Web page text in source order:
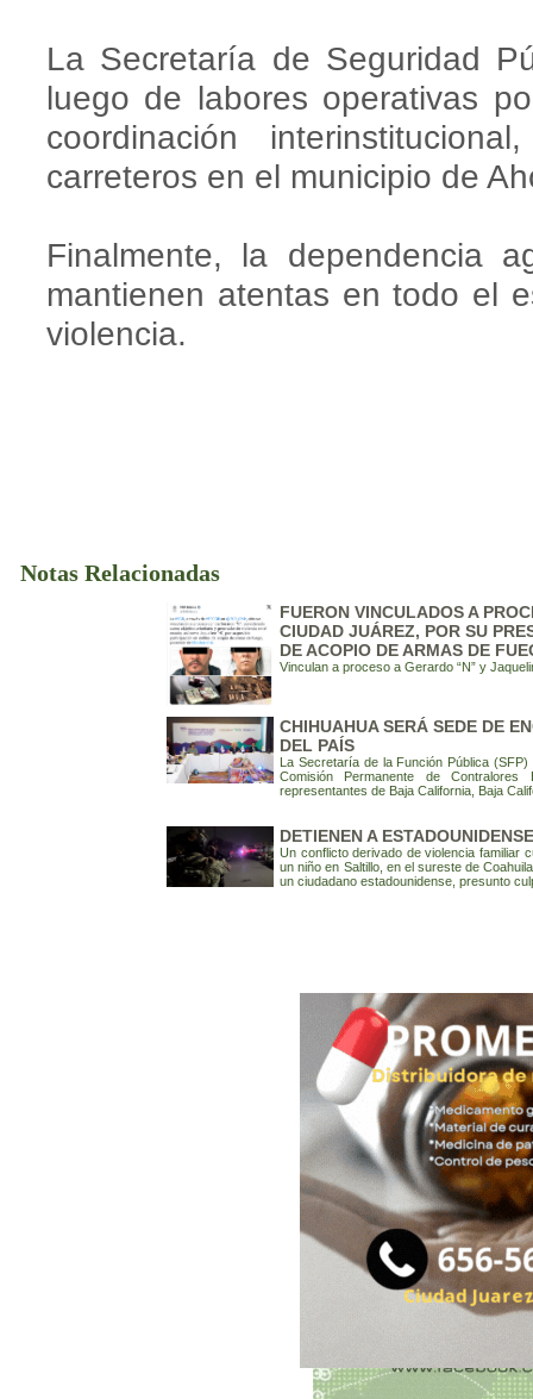
La Secretaría de Seguridad
luego de labores operativas
coordinación
carreteros en el municipio de
Finalmente, la dependencia
mantienen atentas en todo el
violencia.
Notas Relacionadas
FUERON VINCULADOS A
CIUDAD JUÁREZ, POR SU
DE ACOPIO DE ARMAS DE
Vinculan a proceso a Gerardo “N” y
CHIHUAHUA SERÁ SEDE DE
DEL PAÍS
La Secretaría de la Función Pública
Comisión Permanente de
representantes de Baja California, Baja
DETIENEN A
Un conflicto derivado de violencia familiar
un niño en Saltillo, en el sureste de
un ciudadano estadounidense, presunto